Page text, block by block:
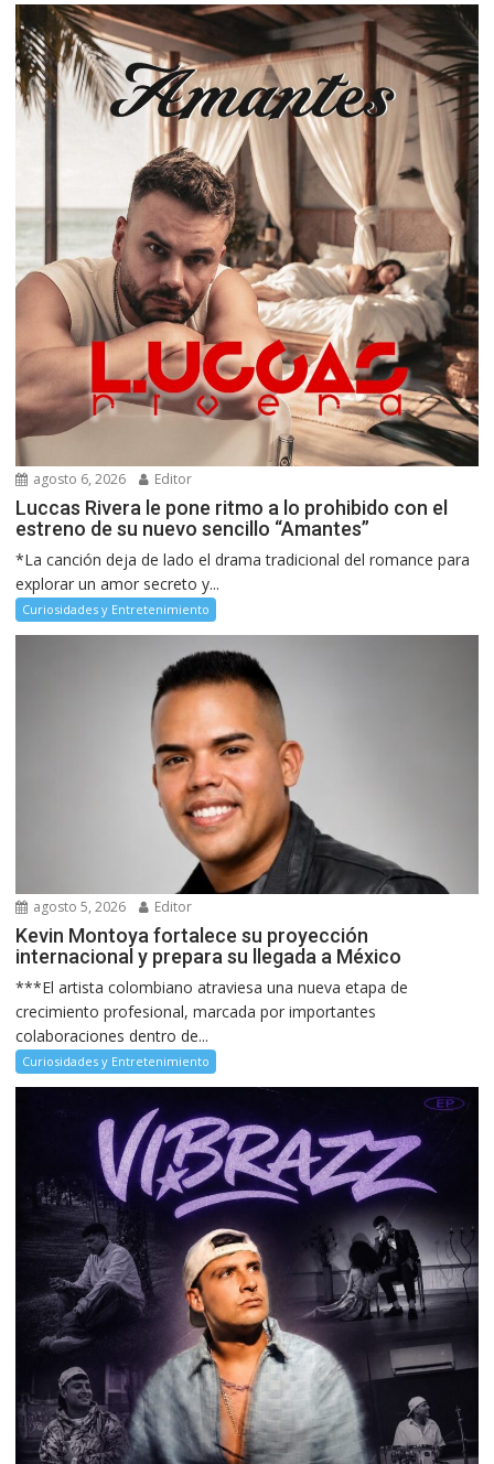
agosto 6, 2026 Editor
Luccas Rivera le pone ritmo a lo prohibido con el
estreno de su nuevo sencillo “Amantes”
*La canción deja de lado el drama tradicional del romance para
explorar un amor secreto y...
Curiosidades y Entretenimiento
agosto 5, 2026 Editor
Kevin Montoya fortalece su proyección
internacional y prepara su llegada a México
***El artista colombiano atraviesa una nueva etapa de
crecimiento profesional, marcada por importantes
colaboraciones dentro de...
Curiosidades y Entretenimiento